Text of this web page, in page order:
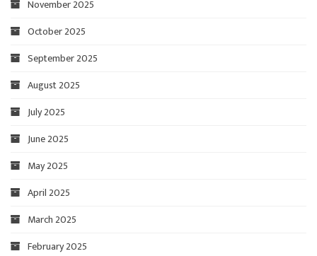
November 2025
October 2025
September 2025
August 2025
July 2025
June 2025
May 2025
April 2025
March 2025
February 2025